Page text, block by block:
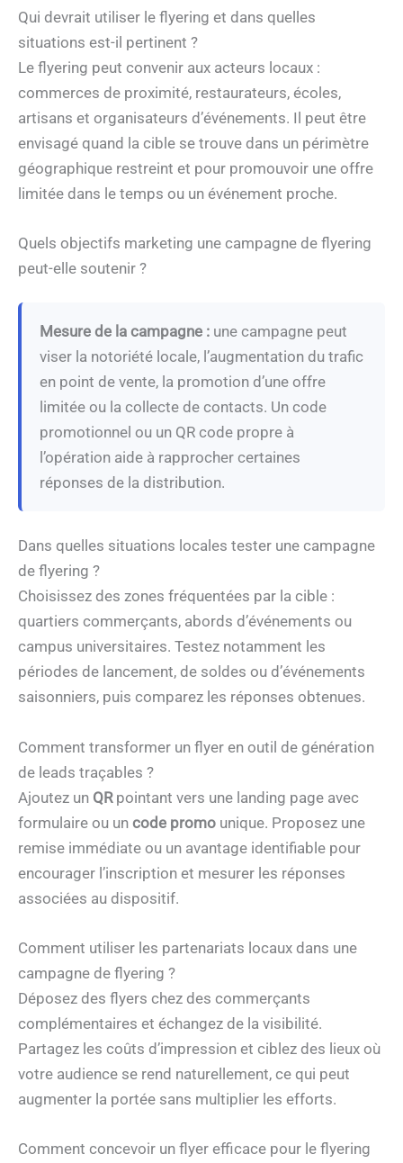
Qui devrait utiliser le flyering et dans quelles
situations est-il pertinent ?
Le flyering peut convenir aux acteurs locaux :
commerces de proximité, restaurateurs, écoles,
artisans et organisateurs d’événements. Il peut être
envisagé quand la cible se trouve dans un périmètre
géographique restreint et pour promouvoir une offre
limitée dans le temps ou un événement proche.
Quels objectifs marketing une campagne de flyering
peut-elle soutenir ?
Mesure de la campagne : une campagne peut
viser la notoriété locale, l’augmentation du trafic
en point de vente, la promotion d’une offre
limitée ou la collecte de contacts. Un code
promotionnel ou un QR code propre à
l’opération aide à rapprocher certaines
réponses de la distribution.
Dans quelles situations locales tester une campagne
de flyering ?
Choisissez des zones fréquentées par la cible :
quartiers commerçants, abords d’événements ou
campus universitaires. Testez notamment les
périodes de lancement, de soldes ou d’événements
saisonniers, puis comparez les réponses obtenues.
Comment transformer un flyer en outil de génération
de leads traçables ?
Ajoutez un QRpointant vers une landing page avec
formulaire ou un code promo unique. Proposez une
remise immédiate ou un avantage identifiable pour
encourager l’inscription et mesurer les réponses
associées au dispositif.
Comment utiliser les partenariats locaux dans une
campagne de flyering ?
Déposez des flyers chez des commerçants
complémentaires et échangez de la visibilité.
Partagez les coûts d’impression et ciblez des lieux où
votre audience se rend naturellement, ce qui peut
augmenter la portée sans multiplier les efforts.
Comment concevoir un flyer efficace pour le flyering